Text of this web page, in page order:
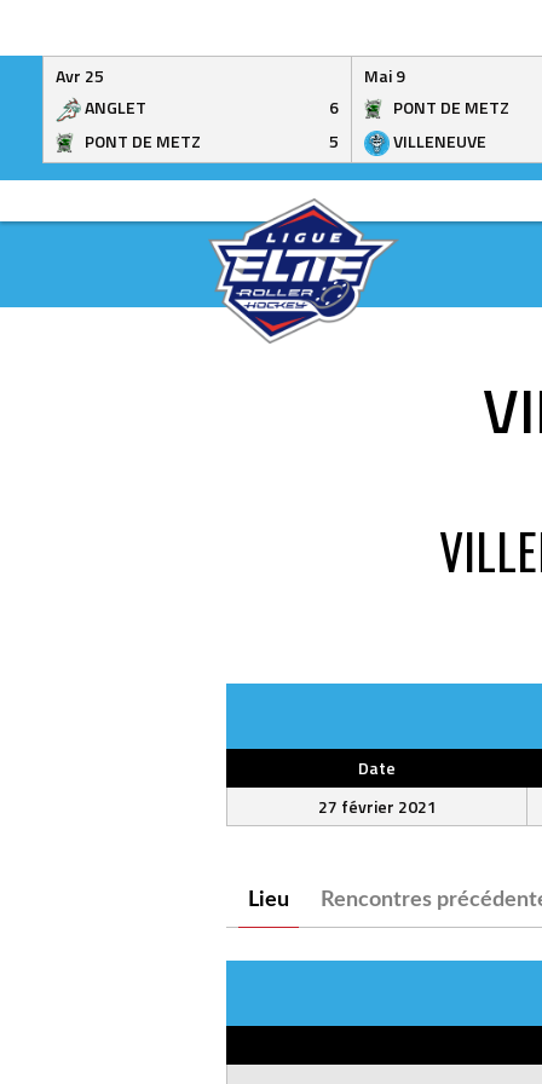
Avr 25
ANGLET
6
PONT DE METZ
5
Mai 9
PONT DE METZ
VILLENEUVE
content
Date
27 février 2021
Lieu Rencontres